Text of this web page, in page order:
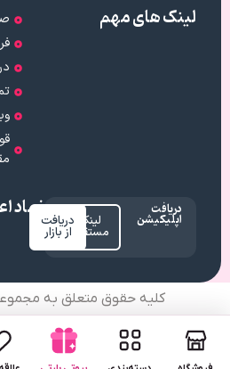
لینک های مهم
دریافت
اپلیکیشن لینک
مستقیم
دریافت
از بازار
نماد
کلیه حقوق متعلق به